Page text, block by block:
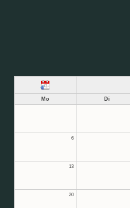
Mo Di
6
13
20